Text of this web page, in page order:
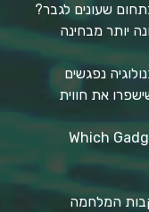
שעונים לגבר?
2 היא נכונה יותר מבחינה
נפגשים
את חווית
Which
המלחמה